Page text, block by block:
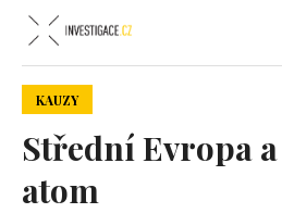
KAUZY
Střední Evropa
atom